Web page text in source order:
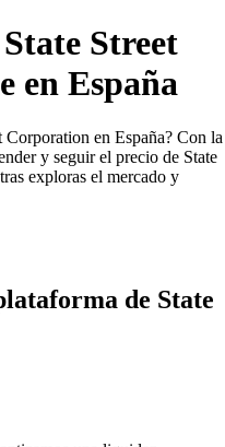
Street
en España
Corporation en España? Con la
y seguir el precio de State
exploras el mercado y
de State